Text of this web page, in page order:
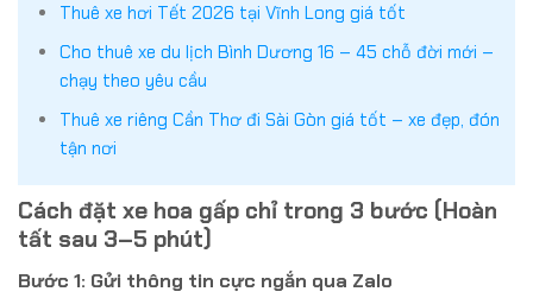
Thuê xe hơi Tết 2026 tại Vĩnh Long giá tốt
Cho thuê xe du lịch Bình Dương 16 – 45 chỗ đời mới –
chạy theo yêu cầu
Thuê xe riêng Cần Thơ đi Sài Gòn giá tốt – xe đẹp, đón
tận nơi
Cách đặt xe hoa gấp chỉ trong 3 bước (Hoàn
tất sau 3–5 phút)
Bước 1: Gửi thông tin cực ngắn qua Zalo